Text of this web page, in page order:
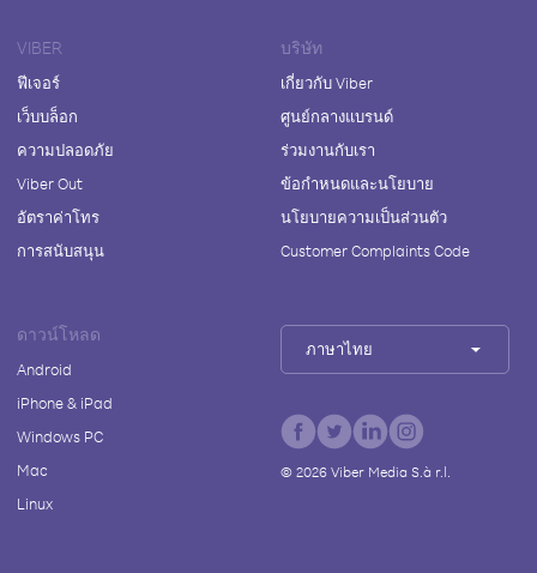
VIBER
ฟีเจอร์
เว็บบล็อก
ความปลอดภัย
Viber Out
อัตราค่าโทร
การสนับสนุน
บริษัท
เกี่ยวกับ Viber
ศูนย์กลางแบรนด์
ร่วมงานกับเรา
ข้อกำหนดและนโยบาย
นโยบายความเป็นส่วนตัว
Customer Complaints Code
ดาวน์โหลด
Android
iPhone & iPad
Windows PC
Mac
Linux
ภาษาไทย
© 2026Viber Media S.à r.l.